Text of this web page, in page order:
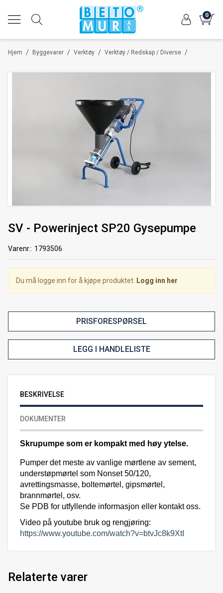
0
/
Hjem /
Byggevarer /
Verktøy /
Verktøy / Redskap / Diverse
SV - Powerinject SP20 Gysepumpe
Varenr.: 1793506
Du må logge inn for å kjøpe produktet. Logg inn her
PRISFORESPØRSEL
LEGG I HANDLELISTE
BESKRIVELSE
DOKUMENTER
Skrupumpe som er kompakt med høy ytelse.
Pumper det meste av vanlige mørtlene av sement,
understøpmørtel som Nonset 50/120,
avrettingsmasse, boltemørtel, gipsmørtel,
brannmørtel, osv.
Se PDB for utfyllende informasjon eller kontakt oss.
Video på youtube bruk og rengjøring:
https://www.youtube.com/watch?v=btvJc8k9XtI
Relaterte varer